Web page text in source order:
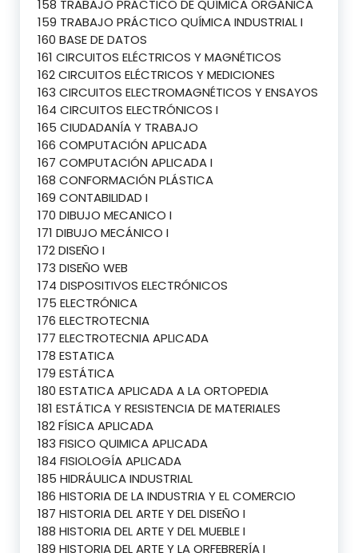
158 TRABAJO PRÁCTICO DE QUÍMICA ORGÁNICA
159 TRABAJO PRÁCTICO QUÍMICA INDUSTRIAL I
160 BASE DE DATOS
161 CIRCUITOS ELÉCTRICOS Y MAGNÉTICOS
162 CIRCUITOS ELÉCTRICOS Y MEDICIONES
163 CIRCUITOS ELECTROMAGNÉTICOS Y ENSAYOS
164 CIRCUITOS ELECTRÓNICOS I
165 CIUDADANÍA Y TRABAJO
166 COMPUTACIÓN APLICADA
167 COMPUTACIÓN APLICADA I
168 CONFORMACIÓN PLÁSTICA
169 CONTABILIDAD I
170 DIBUJO MECANICO I
171 DIBUJO MECÁNICO I
172 DISEÑO I
173 DISEÑO WEB
174 DISPOSITIVOS ELECTRÓNICOS
175 ELECTRÓNICA
176 ELECTROTECNIA
177 ELECTROTECNIA APLICADA
178 ESTATICA
179 ESTÁTICA
180 ESTATICA APLICADA A LA ORTOPEDIA
181 ESTÁTICA Y RESISTENCIA DE MATERIALES
182 FÍSICA APLICADA
183 FISICO QUIMICA APLICADA
184 FISIOLOGÍA APLICADA
185 HIDRÁULICA INDUSTRIAL
186 HISTORIA DE LA INDUSTRIA Y EL COMERCIO
187 HISTORIA DEL ARTE Y DEL DISEÑO I
188 HISTORIA DEL ARTE Y DEL MUEBLE I
189 HISTORIA DEL ARTE Y LA ORFEBRERÍA I